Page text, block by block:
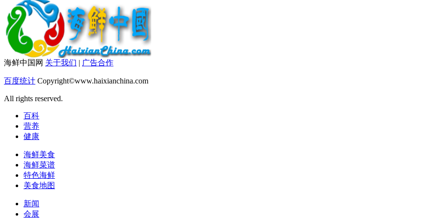
海鲜中国网 关于我们 | 广告合作
百度统计 Copyright©www.haixianchina.com
All rights reserved.
百科
营养
健康
海鲜美食
海鲜菜谱
特色海鲜
美食地图
新闻
会展